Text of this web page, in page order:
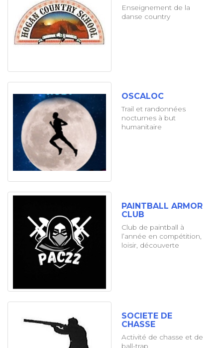
Enseignement de la
danse country
OSCALOC
Trail et randonnées
nocturnes à but
humanitaire
PAINTBALL ARMOR
CLUB
Club de paintball à
l’année en compétition,
loisir, découverte
SOCIETE DE
CHASSE
Activité de chasse et de
ball-trap